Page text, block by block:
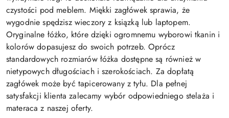
czystości pod meblem. Miękki zagłówek sprawia, że
wygodnie spędzisz wieczory z ksiązką lub laptopem.
Oryginalne łóżko, które dzięki ogromnemu wyborowi tkanin i
kolorów dopasujesz do swoich potrzeb. Oprócz
standardowych rozmiarów łóżka dostępne są również w
nietypowych długościach i szerokościach. Za dopłatą
zagłówek może być tapicerowany z tyłu. Dla pełnej
satysfakcji klienta zalecamy wybór odpowiedniego stelaża i
materaca z naszej oferty.